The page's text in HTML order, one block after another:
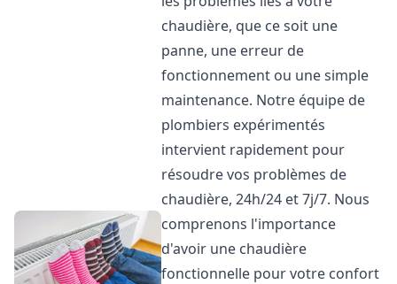
chaudière, que ce soit une
panne, une erreur de
fonctionnement ou une simple
maintenance. Notre équipe de
plombiers expérimentés
intervient rapidement pour
résoudre vos problèmes de
chaudière, 24h/24 et 7j/7. Nous
comprenons l'importance
d'avoir une chaudière
fonctionnelle pour votre confort